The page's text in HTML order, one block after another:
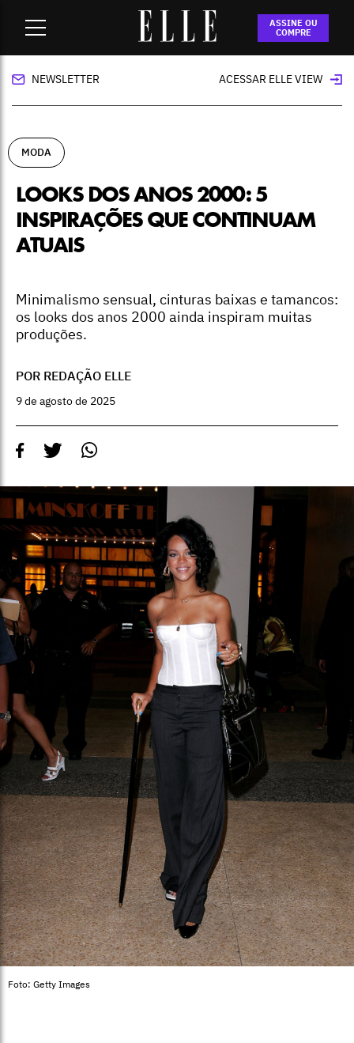
ASSINE OU
COMPRE
Looks dos anos 2000: 5 inspirações que
continuam atuais
NEWSLETTER ACESSAR ELLE VIEW
MODA
LOOKS DOS ANOS 2000: 5
INSPIRAÇÕES QUE CONTINUAM
ATUAIS
Minimalismo sensual, cinturas baixas e tamancos:
os looks dos anos 2000 ainda inspiram muitas
produções.
POR REDAÇÃO ELLE
9 de agosto de 2025
Foto: Getty Images